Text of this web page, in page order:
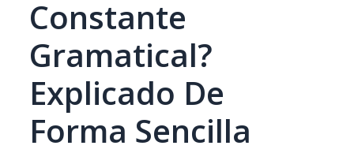
Constante
Gramatical?
Explicado De
Forma Sencilla